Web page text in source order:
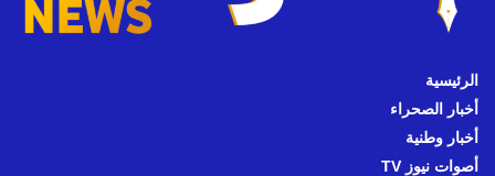
الرئيسية
أخبار الصحراء
أخبار وطنية
أصوات نيوز TV